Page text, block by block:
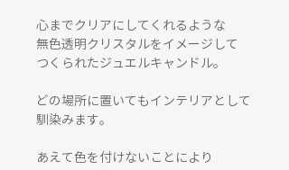
心までクリアにしてくれるような
無色透明クリスタルをイメージして
つくられたジュエルキャンドル。
どの場所に置いてもインテリアとして
馴染みます。
あえて色を付けないことにより